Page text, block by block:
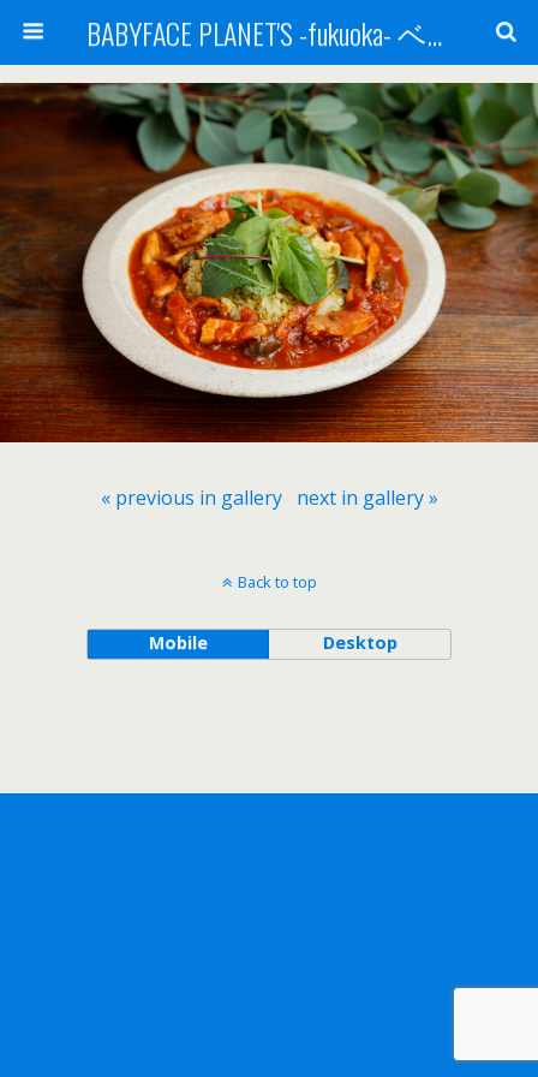
BABYFACE PLANET'S -fukuoka- ベビーフェイスプラネッツ 福岡(ベビフェ福岡)
« previous in gallery next in gallery »
Back to top
Mobile Desktop